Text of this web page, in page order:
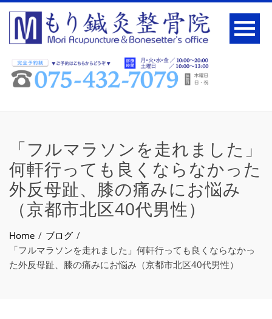
「フルマラソンを走れました」
何軒行っても良くならなかった
外反母趾、膝の痛みにお悩み
（京都市北区40代男性）
Home
ブログ
「フルマラソンを走れました」何軒行っても良くならなかっ
た外反母趾、膝の痛みにお悩み（京都市北区40代男性）